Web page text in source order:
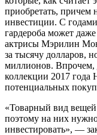
приобретать, причем
инвестиции. С
гардероба может
актрисы Мэрилин
за тысячу долларов,
миллионов. Впрочем,
коллекции 2017 года
потенциальных
«Товарный вид вещей
поэтому на них
инвестировать», —